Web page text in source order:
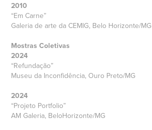
2010
“Em Carne”
Galeria de arte da CEMIG, Belo Horizonte/MG
Mostras Coletivas
2024
“Refundação”
Museu da Inconfidência, Ouro Preto/MG
2024
“Projeto Portfolio”
AM Galeria, BeloHorizonte/MG